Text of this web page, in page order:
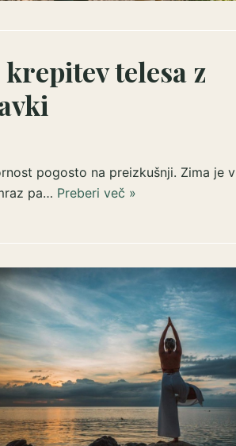
telesa z
pogosto na preizkušnji. Zima je v
pa… Preberi več »